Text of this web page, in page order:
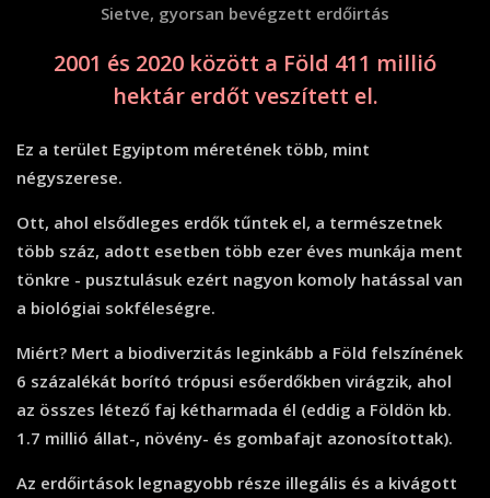
Sietve, gyorsan bevégzett erdőirtás
2001 és 2020 között a Föld 411 millió
hektár erdőt veszített el.
Ez a terület Egyiptom méretének több, mint
négyszerese.
Ott, ahol elsődleges erdők tűntek el, a természetnek
több száz, adott esetben több ezer éves munkája ment
tönkre - pusztulásuk ezért nagyon komoly hatással van
a biológiai sokféleségre.
Miért? Mert a biodiverzitás leginkább a Föld felszínének
6 százalékát borító trópusi esőerdőkben virágzik, ahol
az összes létező faj kétharmada él (eddig a Földön kb.
1.7 millió állat-, növény- és gombafajt azonosítottak).
Az erdőirtások legnagyobb része illegális és a kivágott